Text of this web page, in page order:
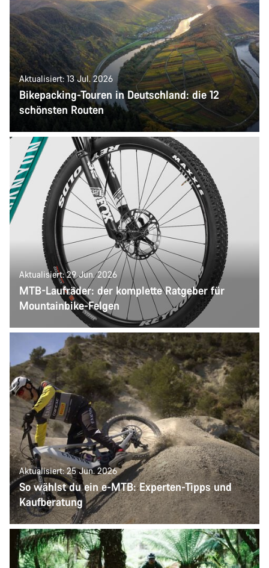
Aktualisiert: 13 Jul. 2026
Bikepacking-Touren in Deutschland: die 12
schönsten Routen
Aktualisiert: 29 Jun. 2026
MTB-Laufräder: der komplette Ratgeber für
Mountainbike-Felgen
Aktualisiert: 25 Jun. 2026
So wählst du ein e-MTB: Experten-Tipps und
Kaufberatung